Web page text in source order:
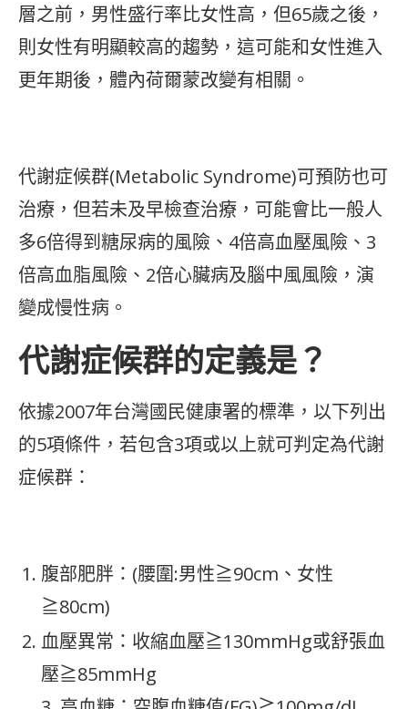
層之前，男性盛行率比女性高，但65歲之後，
則女性有明顯較高的趨勢，這可能和女性進入
更年期後，體內荷爾蒙改變有相關。
代謝症候群(Metabolic Syndrome)可預防也可
治療，但若未及早檢查治療，可能會比一般人
多6倍得到糖尿病的風險、4倍高血壓風險、3
倍高血脂風險、2倍心臟病及腦中風風險，演
變成慢性病。
代謝症候群的定義是？
依據2007年台灣國民健康署的標準，以下列出
的5項條件，若包含3項或以上就可判定為代謝
症候群：
腹部肥胖：(腰圍:男性≧90cm、女性
≧80cm)
血壓異常：收縮血壓≧130mmHg或舒張血
壓≧85mmHg